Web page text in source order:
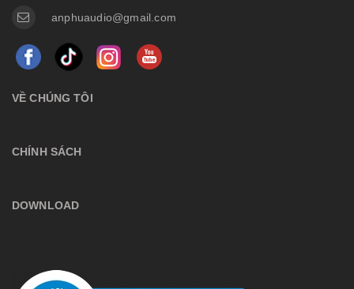
anphuaudio@gmail.com
VỀ CHÚNG TÔI
CHÍNH SÁCH
DOWNLOAD